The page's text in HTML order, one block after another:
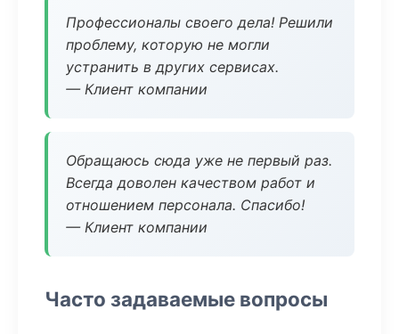
Профессионалы своего дела! Решили
проблему, которую не могли
устранить в других сервисах.
— Клиент компании
Обращаюсь сюда уже не первый раз.
Всегда доволен качеством работ и
отношением персонала. Спасибо!
— Клиент компании
Часто задаваемые вопросы